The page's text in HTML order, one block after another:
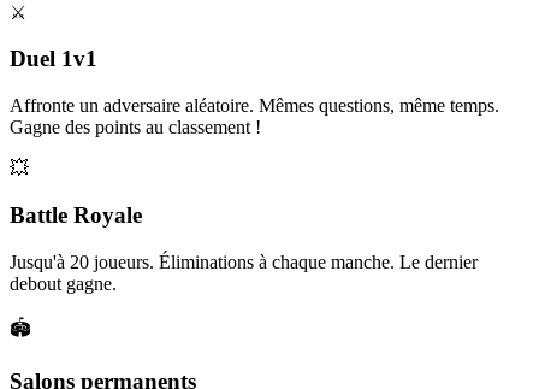
⚔️
Duel 1v1
Affronte un adversaire aléatoire. Mêmes questions, même temps.
Gagne des points au classement !
💥
Battle Royale
Jusqu'à 20 joueurs. Éliminations à chaque manche. Le dernier
debout gagne.
🏟️
Salons permanents